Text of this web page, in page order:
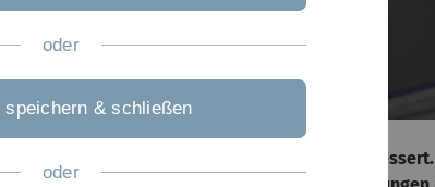
die Lernergebnisse der Studierenden
oder
speichern & schließen
oder